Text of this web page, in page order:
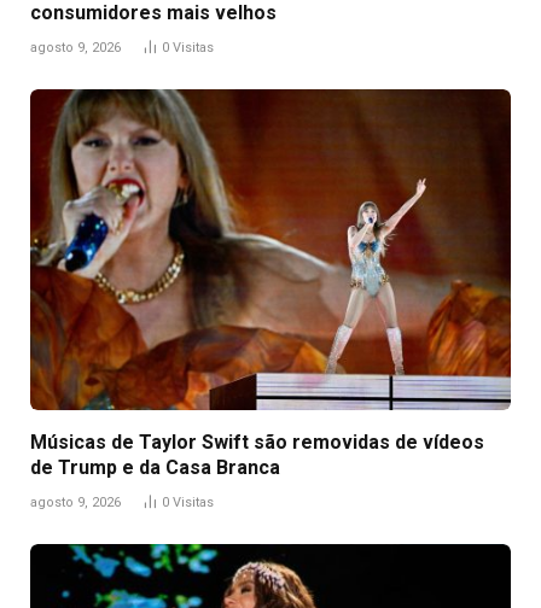
consumidores mais velhos
agosto 9, 2026 0 Visitas
Músicas de Taylor Swift são removidas de vídeos
de Trump e da Casa Branca
agosto 9, 2026 0 Visitas